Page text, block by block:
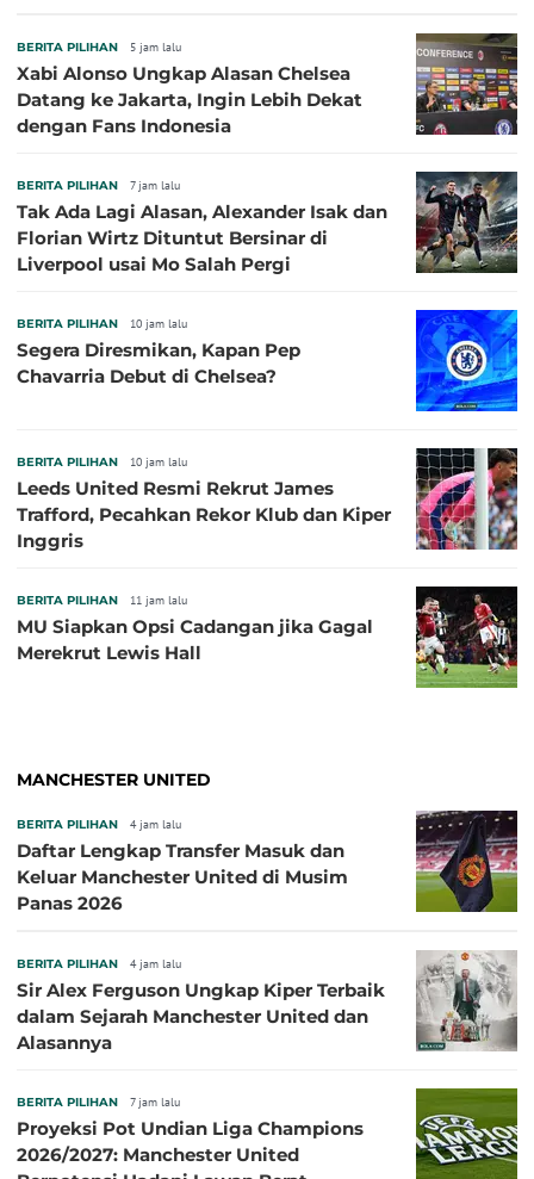
BERITA PILIHAN 5 jam lalu
Xabi Alonso Ungkap Alasan Chelsea
Datang ke Jakarta, Ingin Lebih Dekat
dengan Fans Indonesia
BERITA PILIHAN 7 jam lalu
Tak Ada Lagi Alasan, Alexander Isak dan
Florian Wirtz Dituntut Bersinar di
Liverpool usai Mo Salah Pergi
BERITA PILIHAN 10 jam lalu
Segera Diresmikan, Kapan Pep
Chavarria Debut di Chelsea?
BERITA PILIHAN 10 jam lalu
Leeds United Resmi Rekrut James
Trafford, Pecahkan Rekor Klub dan Kiper
Inggris
BERITA PILIHAN 11 jam lalu
MU Siapkan Opsi Cadangan jika Gagal
Merekrut Lewis Hall
MANCHESTER UNITED
BERITA PILIHAN 4 jam lalu
Daftar Lengkap Transfer Masuk dan
Keluar Manchester United di Musim
Panas 2026
BERITA PILIHAN 4 jam lalu
Sir Alex Ferguson Ungkap Kiper Terbaik
dalam Sejarah Manchester United dan
Alasannya
BERITA PILIHAN 7 jam lalu
Proyeksi Pot Undian Liga Champions
2026/2027: Manchester United